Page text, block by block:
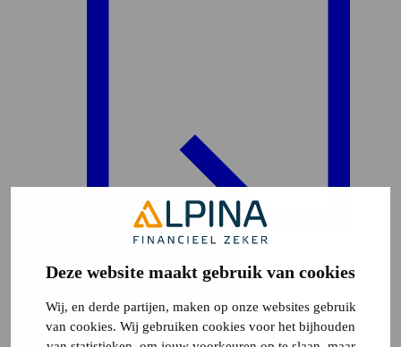
Deze website maakt gebruik van cookies
Wij, en derde partijen, maken op onze websites gebruik
van cookies. Wij gebruiken cookies voor het bijhouden